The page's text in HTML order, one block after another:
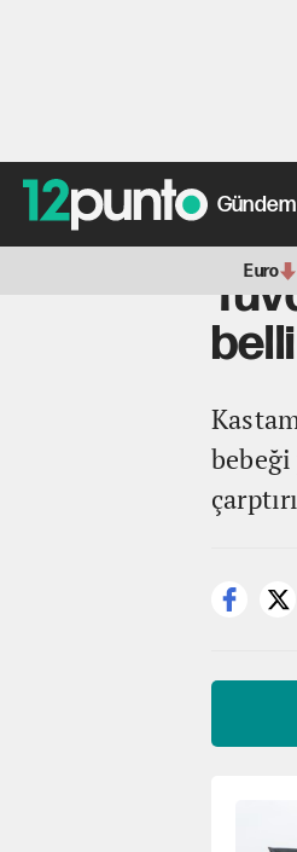
Gündem
Euro
Anasayfa>
bebeği